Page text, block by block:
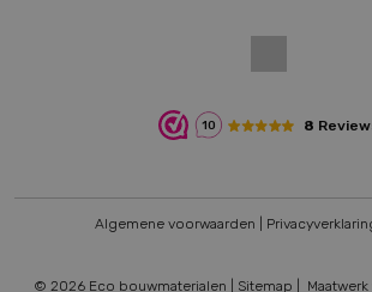
10 8
© 2026 Eco bouwmaterialen | Sitemap
Algemene voorwaarden